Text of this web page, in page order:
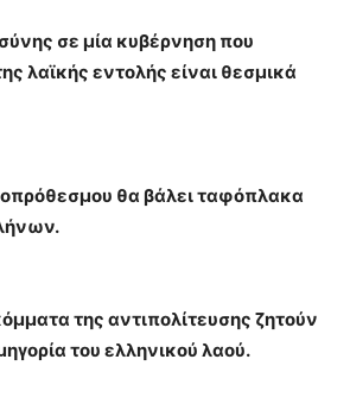
σε μία κυβέρνηση που
λαϊκής εντολής είναι θεσμικά
θα βάλει ταφόπλακα
της αντιπολίτευσης ζητούν
του ελληνικού λαού.